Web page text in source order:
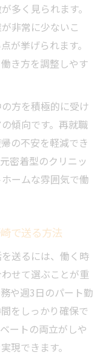
多く見られます。
非常に少ないこ
が挙げられます。
き方を調整しやす
方を積極的に受け
傾向です。再就職
の不安を軽減でき
密着型のクリニッ
ームな雰囲気で働
で送る方法
送るには、働く時
せて選ぶことが重
や週3日のパート勤
をしっかり確保で
ートの両立がしや
現できます。